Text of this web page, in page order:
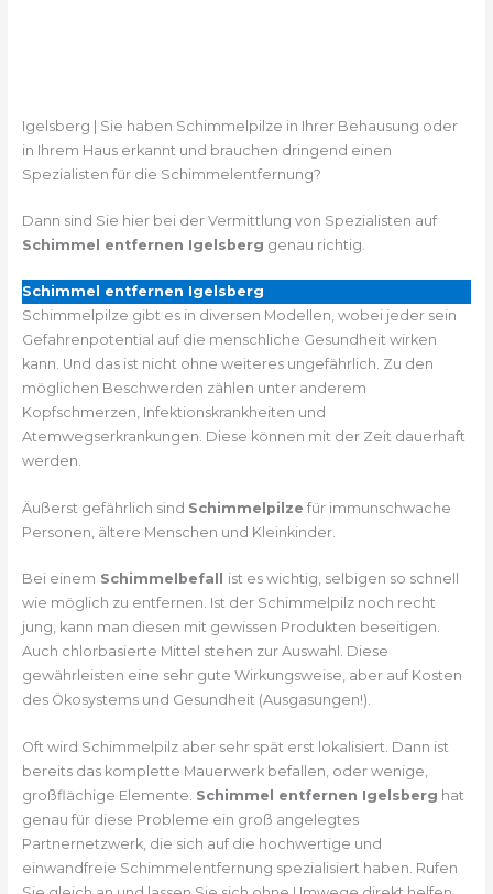
Igelsberg | Sie haben Schimmelpilze in Ihrer Behausung oder
in Ihrem Haus erkannt und brauchen dringend einen
Spezialisten für die Schimmelentfernung?
Dann sind Sie hier bei der Vermittlung von Spezialisten auf
Schimmel entfernen Igelsberg genau richtig.
Schimmel entfernen Igelsberg
Schimmelpilze gibt es in diversen Modellen, wobei jeder sein
Gefahrenpotential auf die menschliche Gesundheit wirken
kann. Und das ist nicht ohne weiteres ungefährlich. Zu den
möglichen Beschwerden zählen unter anderem
Kopfschmerzen, Infektionskrankheiten und
Atemwegserkrankungen. Diese können mit der Zeit dauerhaft
werden.
Äußerst gefährlich sind Schimmelpilze für immunschwache
Personen, ältere Menschen und Kleinkinder.
Bei einem Schimmelbefall ist es wichtig, selbigen so schnell
wie möglich zu entfernen. Ist der Schimmelpilz noch recht
jung, kann man diesen mit gewissen Produkten beseitigen.
Auch chlorbasierte Mittel stehen zur Auswahl. Diese
gewährleisten eine sehr gute Wirkungsweise, aber auf Kosten
des Ökosystems und Gesundheit (Ausgasungen!).
Oft wird Schimmelpilz aber sehr spät erst lokalisiert. Dann ist
bereits das komplette Mauerwerk befallen, oder wenige,
großflächige Elemente. Schimmel entfernen Igelsberg hat
genau für diese Probleme ein groß angelegtes
Partnernetzwerk, die sich auf die hochwertige und
einwandfreie Schimmelentfernung spezialisiert haben. Rufen